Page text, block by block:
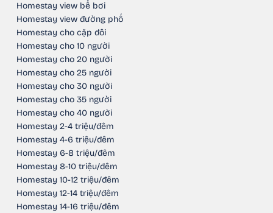
Homestay view bể bơi
Homestay view đường phố
Homestay cho cặp đôi
Homestay cho 10 người
Homestay cho 20 người
Homestay cho 25 người
Homestay cho 30 người
Homestay cho 35 người
Homestay cho 40 người
Homestay 2-4 triệu/đêm
Homestay 4-6 triệu/đêm
Homestay 6-8 triệu/đêm
Homestay 8-10 triệu/đêm
Homestay 10-12 triệu/đêm
Homestay 12-14 triệu/đêm
Homestay 14-16 triệu/đêm